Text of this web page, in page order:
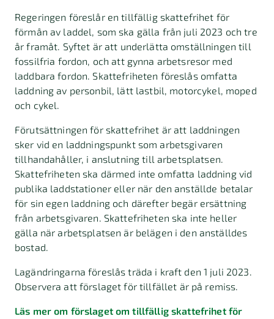
Regeringen föreslår en tillfällig skattefrihet för
förmån av laddel, som ska gälla från juli 2023 och tre
år framåt. Syftet är att underlätta omställningen till
fossilfria fordon, och att gynna arbetsresor med
laddbara fordon. Skattefriheten föreslås omfatta
laddning av personbil, lätt lastbil, motorcykel, moped
och cykel.
Förutsättningen för skattefrihet är att laddningen
sker vid en laddnings­punkt som arbetsgivaren
tillhandahåller, i anslutning till arbetsplatsen.
Skattefriheten ska därmed inte omfatta laddning vid
publika laddstationer eller när den anställde betalar
för sin egen laddning och därefter begär ersättning
från arbetsgivaren. Skattefriheten ska inte heller
gälla när arbetsplatsen är belägen i den anställdes
bostad.
Lagändringarna föreslås träda i kraft den 1 juli 2023.
Observera att förslaget för tillfället är på remiss.
Läs mer om förslaget om tillfällig skattefrihet för